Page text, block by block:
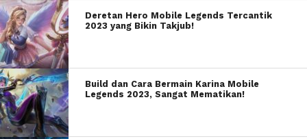
Deretan Hero Mobile Legends Tercantik
2023 yang Bikin Takjub!
Build dan Cara Bermain Karina Mobile
Legends 2023, Sangat Mematikan!